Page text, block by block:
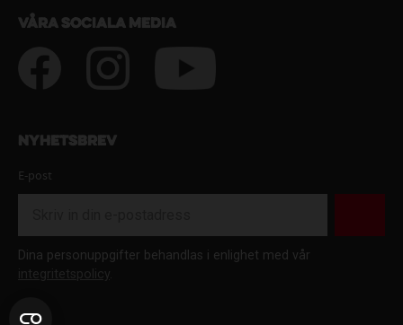
Våra sociala media
Nyhetsbrev
E-post
Dina personuppgifter behandlas i enlighet med vår
integritetspolicy.